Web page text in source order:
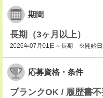
期間
長期（3ヶ月以上）
2026年07月01日～長期 ※開始
応募資格・条件
ブランクOK / 履歴書